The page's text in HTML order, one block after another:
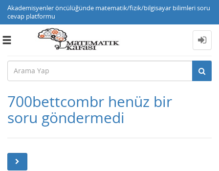
Akademisyenler öncülüğünde matematik/fizik/bilgisayar bilimleri soru
cevap platformu
Toggle
700bettcombr henüz bir
soru göndermedi